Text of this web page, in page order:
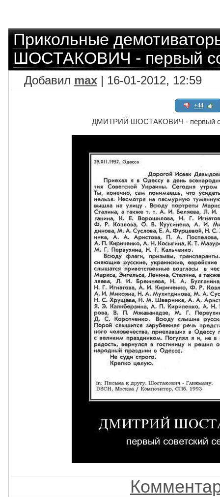
Прикольные
ШОСТАКОВИЧ - первый
Добавил max | 16-01-2012, 12:59
+44
ДМИТРИЙ ШОСТАКОВИЧ - первый